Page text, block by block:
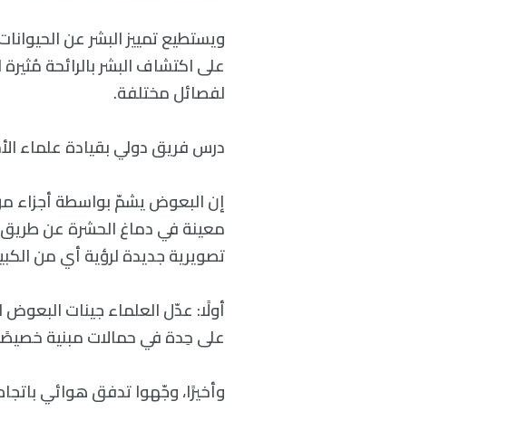
ويستطيع تمييز البشر عن
على اكتشاف البشر بالرائحة
لفصائل مختلفة.
درس فريق دولي بقيادة علماء
إن البعوض يشمّ بواسطة أجزاء
معينة في دماغ الحشرة عن طريق
تصويرية جديدة لرؤية أي من
أولًا: عدّل العلماء جينات
على حِدة في حمالات مبنية
وأخيرًا، وجّهوا تدفق هوائي